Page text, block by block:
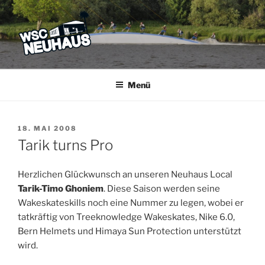
Zum
Inhalt
springen
WSC NEUHAUS
Der Verein mit dem Haus am See
Menü
VERÖFFENTLICHT
AM
18. MAI 2008
Tarik turns Pro
Herzlichen Glückwunsch an unseren Neuhaus Local
Tarik-Timo Ghoniem. Diese Saison werden seine
Wakeskateskills noch eine Nummer zu legen, wobei er
tatkräftig von Treeknowledge Wakeskates, Nike 6.0,
Bern Helmets und Himaya Sun Protection unterstützt
wird.